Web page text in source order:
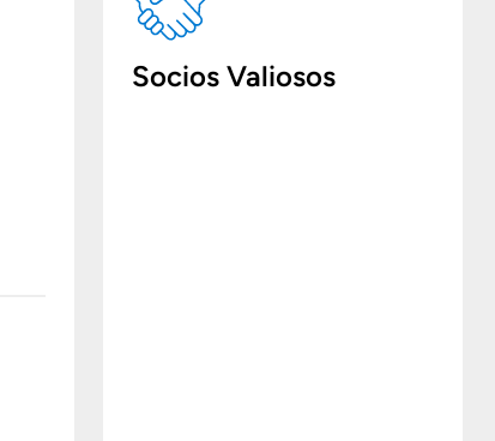
Socios Valiosos